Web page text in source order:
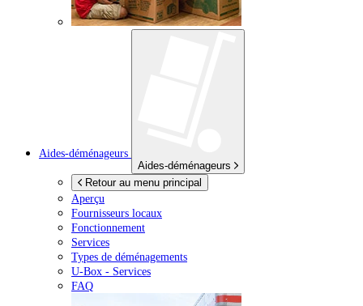
Aides-déménageurs
Aides-déménageurs
Retour au menu principal
Aperçu
Fournisseurs locaux
Fonctionnement
Services
Types de déménagements
U-Box - Services
FAQ